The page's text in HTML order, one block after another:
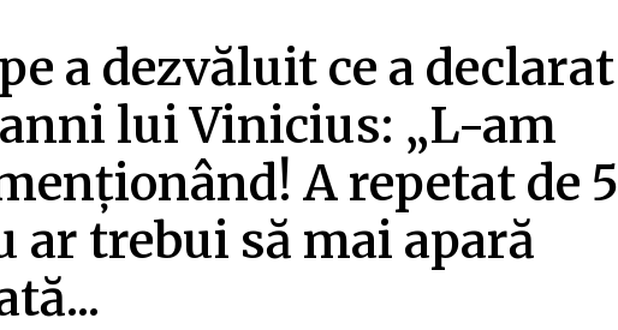
a dezvăluit ce a declarat
lui Vinicius: „L-am
A repetat de 5
ar trebui să mai apară